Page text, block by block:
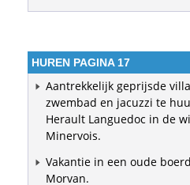
HUREN PAGINA 17
Aantrekkelijk geprijsde
zwembad en jacuzzi te
Herault Languedoc in de
Minervois.
Vakantie in een oude
Morvan.